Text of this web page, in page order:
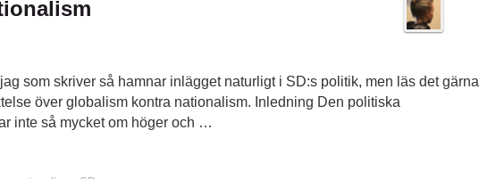
som skriver så hamnar inlägget naturligt i SD:s politik, men läs det gärna
över globalism kontra nationalism. Inledning Den politiska
inte så mycket om höger och …